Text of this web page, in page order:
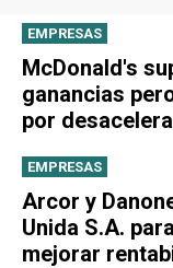
EMPRESAS
McDonald's
ganancias
por
EMPRESAS
Arcor y
Unida S.A.
mejorar